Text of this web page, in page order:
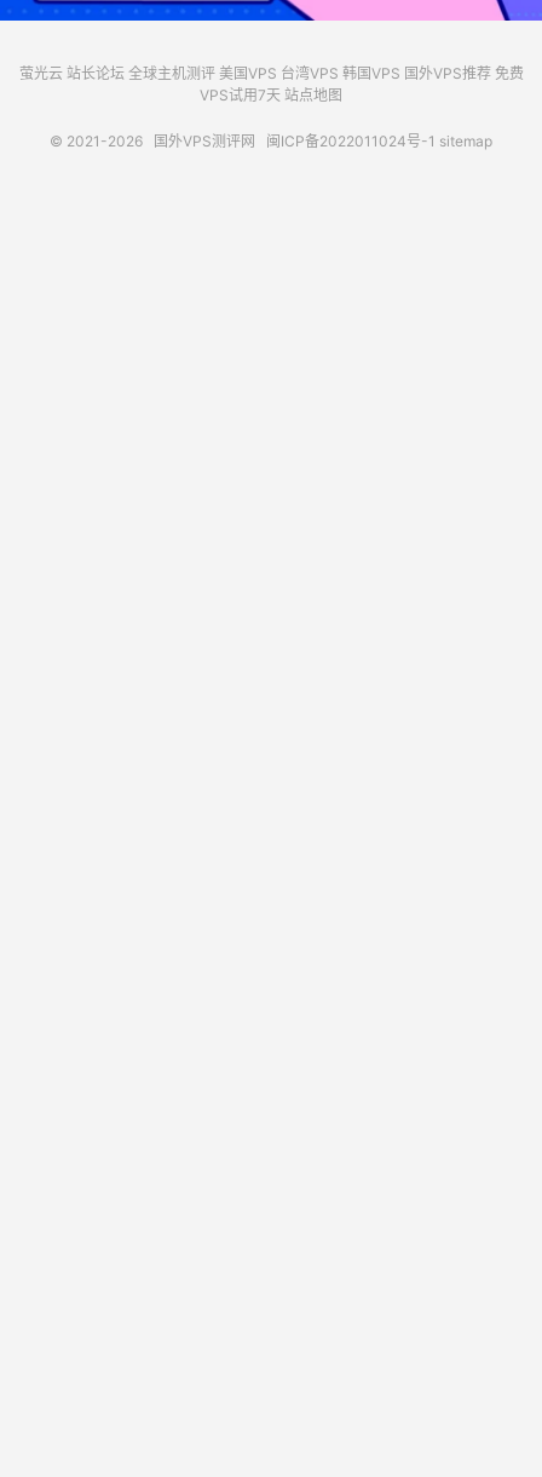
萤光云 站长论坛 全球主机测评 美国VPS 台湾VPS 韩国VPS 国外VPS推荐 免费
VPS试用7天 站点地图
© 2021-2026 国外VPS测评网 闽ICP备2022011024号-1 sitemap